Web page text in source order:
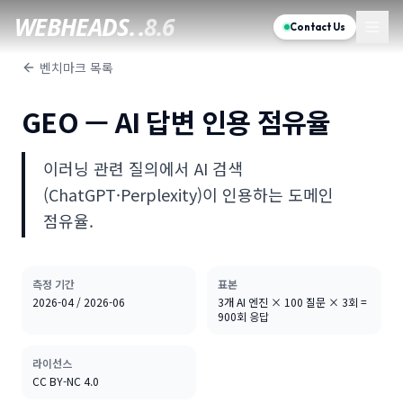
WEBHEADS..8.6 Contact Us
벤치마크 목록
GEO — AI 답변 인용 점유율
이러닝 관련 질의에서 AI 검색
(ChatGPT·Perplexity)이 인용하는 도메인
점유율.
측정 기간
2026-04 / 2026-06
표본
3개 AI 엔진 × 100 질문 × 3회 =
900회 응답
라이선스
CC BY-NC 4.0